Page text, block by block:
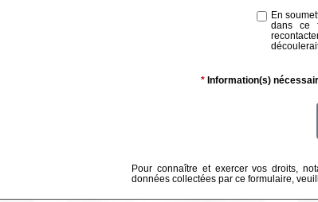
En
dans ce
* Information(s)
Pour connaître et exercer vos droits,
données collectées par ce formulaire,